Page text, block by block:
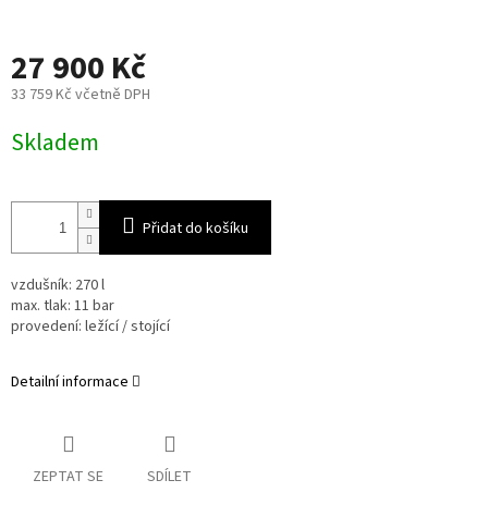
27 900 Kč
33 759 Kč včetně DPH
cena:
Skladem
Přidat do košíku
vzdušník: 270 l
max. tlak: 11 bar
provedení: ležící / stojící
Detailní informace
ZEPTAT SE SDÍLET